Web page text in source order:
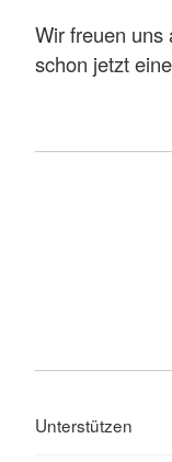
Wir freuen uns
schon jetzt
Unterstützen